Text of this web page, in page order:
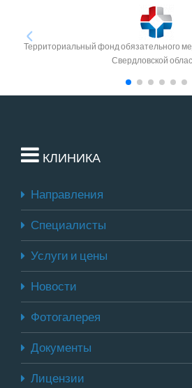
Территориальный фонд обязательного
Свердловской
КЛИНИКА
Направления
Специалисты
Услуги и цены
Новости
Фотогалерея
Документы
Лицензии